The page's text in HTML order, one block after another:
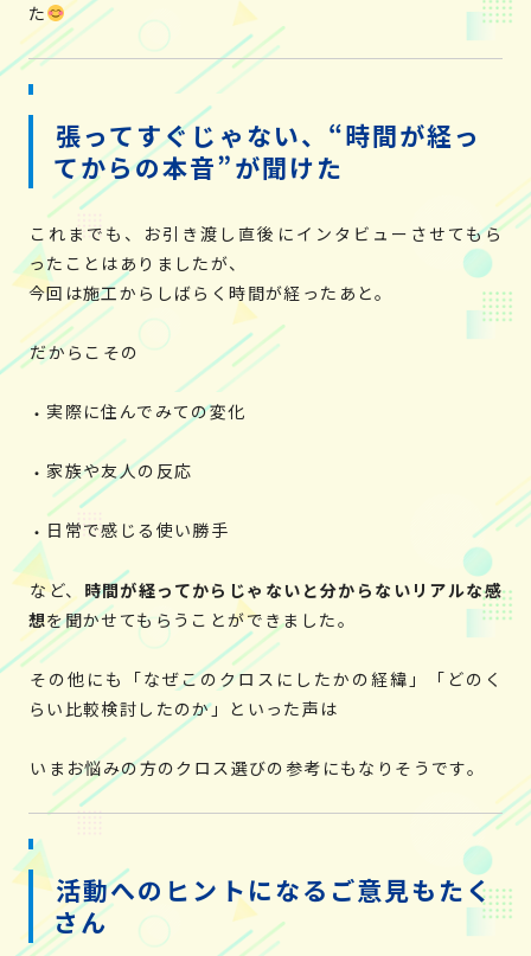
た
張ってすぐじゃない、“時間が経っ
てからの本音”が聞けた
これまでも、お引き渡し直後にインタビューさせてもら
ったことはありましたが、
今回は施工からしばらく時間が経ったあと。
だからこその
実際に住んでみての変化
家族や友人の反応
日常で感じる使い勝手
など、 時間が経ってからじゃないと分からないリアルな感
想を聞かせてもらうことができました。
その他にも「なぜこのクロスにしたかの経緯」「どのく
らい比較検討したのか」といった声は
いまお悩みの方のクロス選びの参考にもなりそうです。
活動へのヒントになるご意見もたく
さん